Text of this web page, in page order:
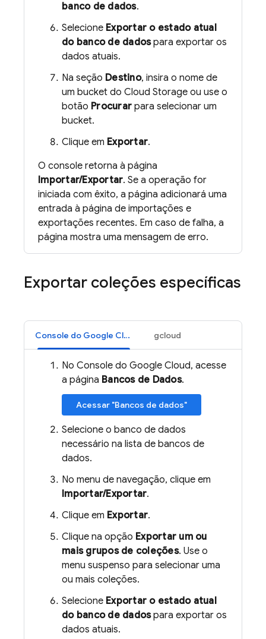
banco de dados.
Selecione Exportar o estado atual
do banco de dadospara exportar os
dados atuais.
Na seção Destino, insira o nome de
um bucket do Cloud Storage ou use o
botão Procurar para selecionar um
bucket.
Clique em Exportar.
O console retorna à página
Importar/Exportar. Se a operação for
iniciada com êxito, a página adicionará uma
entrada à página de importações e
exportações recentes. Em caso de falha, a
página mostra uma mensagem de erro.
Exportar coleções específicas
Console do Google Cloud gcloud
No Console do Google Cloud, acesse
a página Bancos de Dados.
Acessar "Bancos de dados"
Selecione o banco de dados
necessário na lista de bancos de
dados.
No menu de navegação, clique em
Importar/Exportar.
Clique em Exportar.
Clique na opção Exportar um ou
mais grupos de coleções. Use o
menu suspenso para selecionar uma
ou mais coleções.
Selecione Exportar o estado atual
do banco de dadospara exportar os
dados atuais.